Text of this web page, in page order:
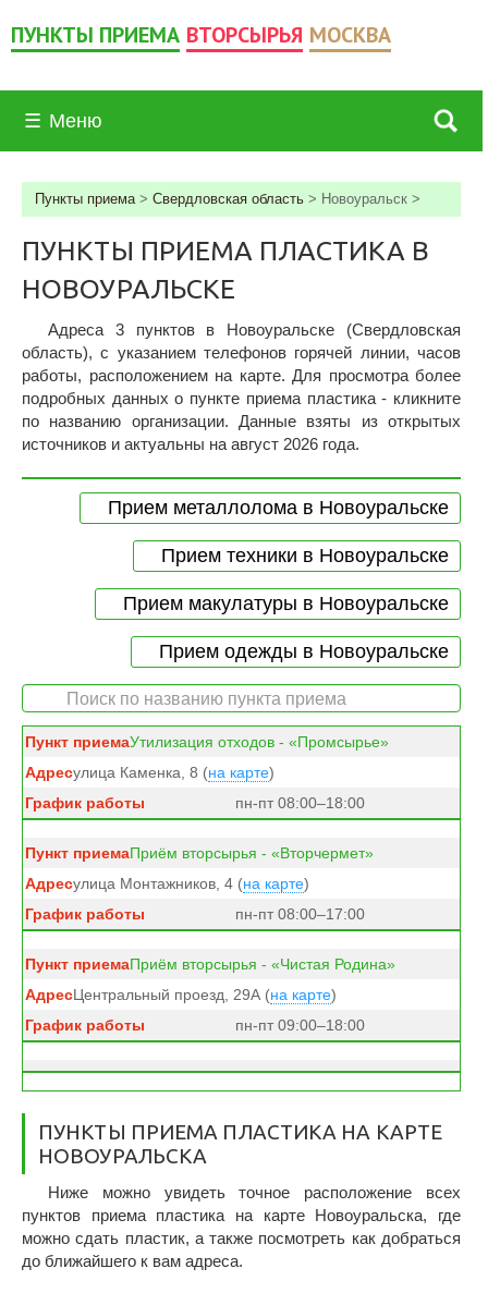
ПУНКТЫ ПРИЕМА ВТОРСЫРЬЯ МОСКВА
☰ Меню
Пункты приема> Свердловская область > Новоуральск >
ПУНКТЫ ПРИЕМА ПЛАСТИКА В
НОВОУРАЛЬСКЕ
Адреса 3 пунктов в Новоуральске (Свердловская
область), c указанием телефонов горячей линии, часов
работы, расположением на карте. Для просмотра более
подробных данных о пункте приема пластика - кликните
по названию организации. Данные взяты из открытых
источников и актуальны на август 2026 года.
Прием металлолома в Новоуральске
Прием техники в Новоуральске
Прием макулатуры в Новоуральске
Прием одежды в Новоуральске
Утилизация отходов - «Промсырье»
улица Каменка, 8 (на карте)
пн-пт 08:00–18:00
Приём вторсырья - «Вторчермет»
улица Монтажников, 4 (на карте)
пн-пт 08:00–17:00
Приём вторсырья - «Чистая Родина»
Центральный проезд, 29А (на карте)
пн-пт 09:00–18:00
ПУНКТЫ ПРИЕМА ПЛАСТИКА НА КАРТЕ
НОВОУРАЛЬСКА
Ниже можно увидеть точное расположение всех
пунктов приема пластика на карте Новоуральска, где
можно сдать пластик, а также посмотреть как добраться
до ближайшего к вам адреса.